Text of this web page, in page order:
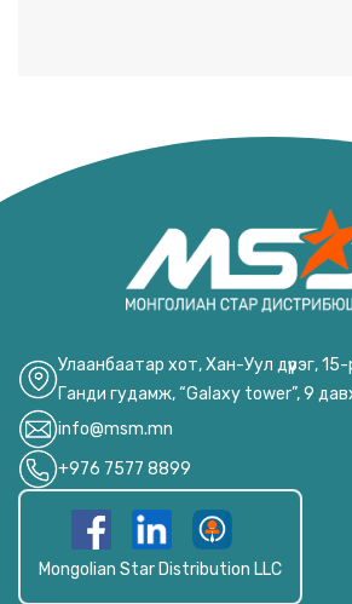
Улаанбаатар хот, Хан-Уул дүүрэг,
Ганди гудамж, “Galaxy tower”, 9
info@msm.mn
+976 7577 8899
Mongolian Star Distribution LLC